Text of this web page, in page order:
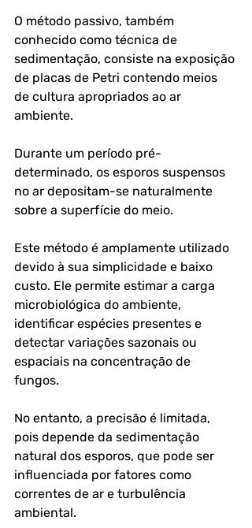
O método passivo, também
conhecido como técnica de
sedimentação, consiste na exposição
de placas de Petri contendo meios
de cultura apropriados ao ar
ambiente.
Durante um período pré-
determinado, os esporos suspensos
no ar depositam-se naturalmente
sobre a superfície do meio.
Este método é amplamente utilizado
devido à sua simplicidade e baixo
custo. Ele permite estimar a carga
microbiológica do ambiente,
identificar espécies presentes e
detectar variações sazonais ou
espaciais na concentração de
fungos.
No entanto, a precisão é limitada,
pois depende da sedimentação
natural dos esporos, que pode ser
influenciada por fatores como
correntes de ar e turbulência
ambiental.